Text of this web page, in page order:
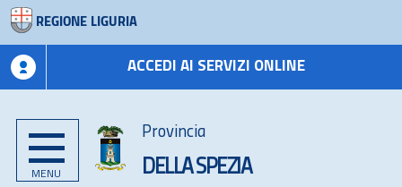
REGIONE LIGURIA
ACCEDI AI SERVIZI ONLINE
MENU
Provincia
DELLA SPEZIA